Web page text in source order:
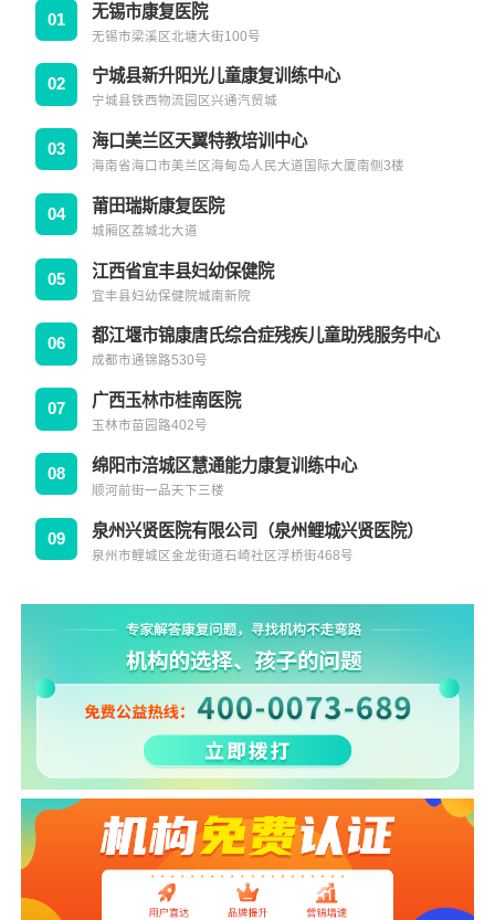
01 无锡市康复医院
无锡市梁溪区北塘大街100号
02 宁城县新升阳光儿童康复训练中心
宁城县铁西物流园区兴通汽贸城
03 海口美兰区天翼特教培训中心
海南省海口市美兰区海甸岛人民大道国际大厦南侧3楼
04 莆田瑞斯康复医院
城厢区荔城北大道
05 江西省宜丰县妇幼保健院
宜丰县妇幼保健院城南新院
06 都江堰市锦康唐氏综合症残疾儿童助残服务中心
成都市通锦路530号
07 广西玉林市桂南医院
玉林市苗园路402号
08 绵阳市涪城区慧通能力康复训练中心
顺河前街一品天下三楼
09 泉州兴贤医院有限公司（泉州鲤城兴贤医院）
泉州市鲤城区金龙街道石崎社区浮桥街468号